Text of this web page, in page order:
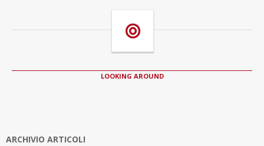
LOOKING AROUND
ARCHIVIO ARTICOLI